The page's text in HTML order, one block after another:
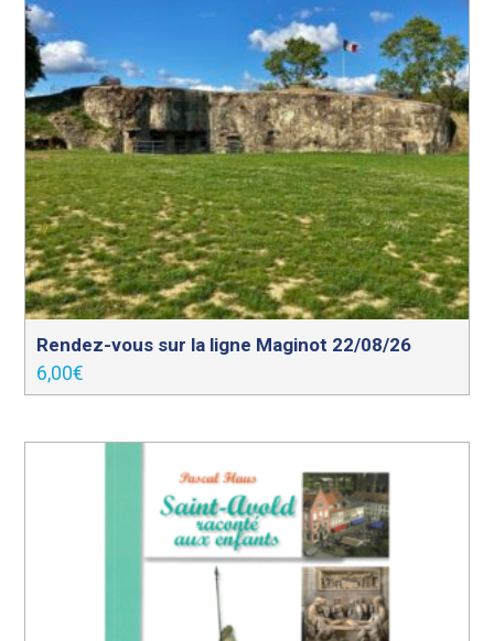
Rendez-vous sur la ligne Maginot 22/08/26
6,00€